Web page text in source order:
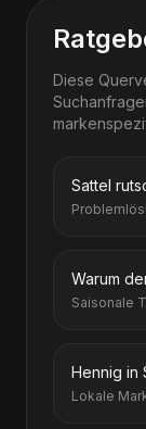
Diese
Sattel
Warum
Saisonale
Hennig in
Lokale